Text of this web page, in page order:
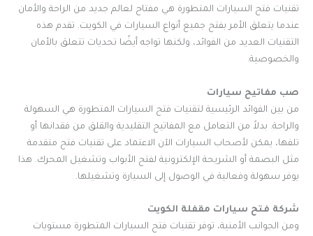
تقنيات فتح السيارات المتطورة هي مفتاح لعالم جديد من الراحة والأمان
عندما يتعلق الأمر بفتح جميع أنواع السيارات في الكويت. تقدم هذه
التقنيات العديد من الفوائد، ولكنها تواجه أيضًا تحديات تتعلق بالأمان
والخصوصية.
صب مفاتيح سيارات
من بين الفوائد الرئيسية لتقنيات فتح السيارات المتطورة هي السهولة
والراحة. بدلاً من التعامل مع المفاتيح التقليدية والقلق من فقدانها أو
تلفها، يمكن لأصحاب السيارات الآن الاعتماد على تقنيات فتح متقدمة
مثل البصمة أو الشريحة الإلكترونية لفتح الأبواب وتشغيل المحرك. هذا
يوفر سهولة وفعالية في الوصول إلى السيارة وتشغيلها.
شركة فتح سيارات مقفلة الكويت
ومن الجوانب الأمنية، توفر تقنيات فتح السيارات المتطورة مستويات